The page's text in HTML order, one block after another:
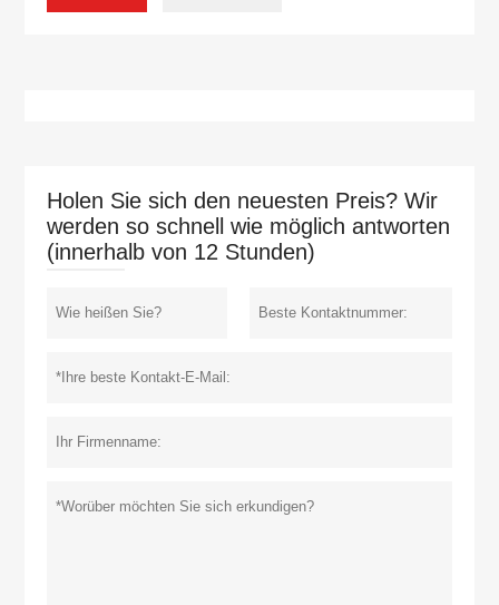
Holen Sie sich den neuesten Preis? Wir
werden so schnell wie möglich antworten
(innerhalb von 12 Stunden)